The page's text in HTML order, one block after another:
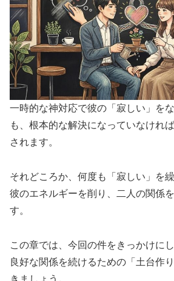
一時的な神対応で彼の「寂しい」を
も、根本的な解決になっていなけれ
されます。
それどころか、何度も「寂しい」を
彼のエネルギーを削り、二人の関係
す。
この章では、今回の件をきっかけに
良好な関係を続けるための「土台作
きましょう。